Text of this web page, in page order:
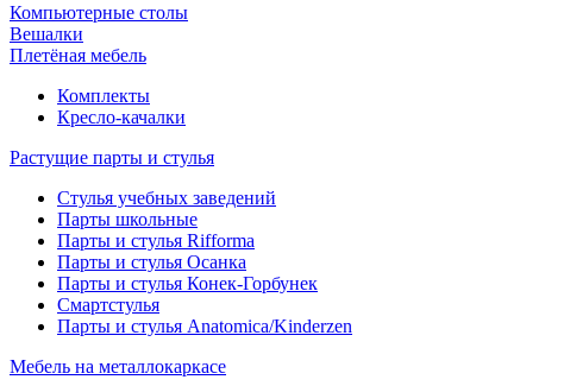
Компьютерные столы
Вешалки
Плетёная мебель
Комплекты
Кресло-качалки
Растущие парты и стулья
Стулья учебных заведений
Парты школьные
Парты и стулья Rifforma
Парты и стулья Осанка
Парты и стулья Конек-Горбунек
Смартстулья
Парты и стулья Anatomica/Kinderzen
Мебель на металлокаркасе